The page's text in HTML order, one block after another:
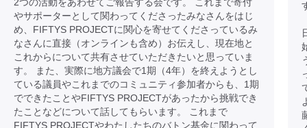
やサポーターとして関わってくださったみなさんをはじ
め、FIFTYS PROJECTに関心を寄せてくださっているみ
なさんに直接（オンラインも含め）お伝えし、現在地と
これからについて共有させていただきたいと思っていま
す。 また、実際に地方議会で1期（4年）を終えようとし
ている議員やこれまでのコミュニティ参加者からも、1期
でできたことやFIFTYS PROJECTがあったから挑戦でき
たことなどについて話してもらいます。 これまで
FIFTYS PROJECTやわたしたちのバトン基金に関わって